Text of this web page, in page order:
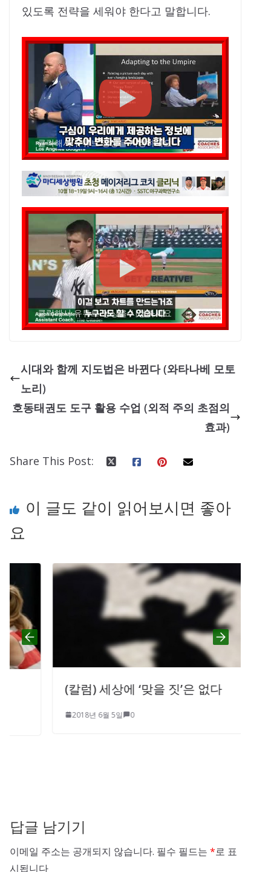
있도록 전략을 세워야 한다고 말합니다.
클릭해서 유튜브 영상을 시청하세요
클릭해서 유튜브 영상을 시청하세요
시대와 함께 지도법은 바뀐다 (와타나베 모토
노리)
호동태권도 도구 활용 수업 (외적 주의 초점의
효과)
Share This Post:
이 글도 같이 읽어보시면 좋아
요
(칼럼) 세상에 ‘맞을 짓’은 없다
2018년 6월 5일 0
답글 남기기
이메일 주소는 공개되지 않습니다. 필수 필드는 *로 표
시됩니다